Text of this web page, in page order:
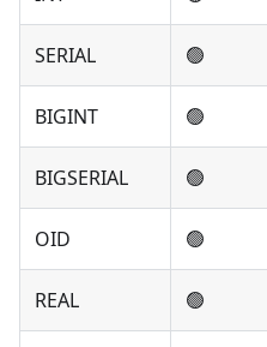
SERIAL 🟢
BIGINT 🟢
BIGSERIAL 🟢
OID 🟢
REAL 🟢